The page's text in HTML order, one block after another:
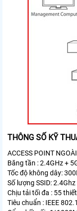
THÔNG SỐ KỸ
ACCESS POINT
Băng tần : 2.4GHz +
Tốc độ không dây:
Số lượng SSID:
Chịu tải tối đa : 55
Tiêu chuẩn : IEEE